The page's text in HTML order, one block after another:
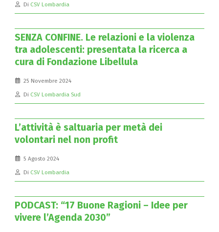
Di CSV Lombardia
SENZA CONFINE. Le relazioni e la violenza
tra adolescenti: presentata la ricerca a
cura di Fondazione Libellula
25 Novembre 2024
Di CSV Lombardia Sud
L’attività è saltuaria per metà dei
volontari nel non profit
5 Agosto 2024
Di CSV Lombardia
PODCAST: “17 Buone Ragioni – Idee per
vivere l’Agenda 2030”